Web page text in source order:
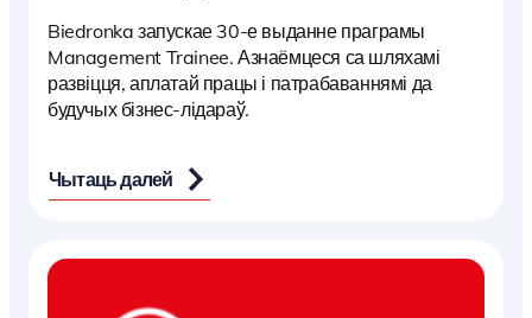
Biedronka запускае 30-е выданне праграмы
Management Trainee. Азнаёмцеся са шляхамі
развіцця, аплатай працы і патрабаваннямі да
будучых бізнес-лідараў.
Чытаць далей